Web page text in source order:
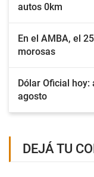
autos 0km
En el AMBA, el
morosas
Dólar Oficial hoy:
agosto
DEJÁ TU